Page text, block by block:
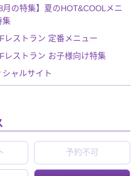
8月の特集】夏のHOT&COOLメニ
集
レストラン 定番メニュー
レストラン お子様向け特集
シャルサイト
予約不可